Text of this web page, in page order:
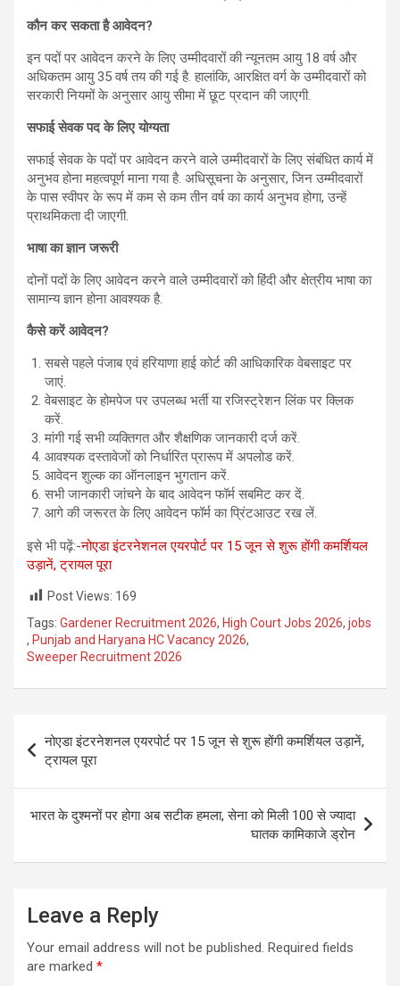
कौन कर सकता है आवेदन?
इन पदों पर आवेदन करने के लिए उम्मीदवारों की न्यूनतम आयु 18 वर्ष और
अधिकतम आयु 35 वर्ष तय की गई है. हालांकि, आरक्षित वर्ग के उम्मीदवारों को
सरकारी नियमों के अनुसार आयु सीमा में छूट प्रदान की जाएगी.
सफाई सेवक पद के लिए योग्यता
सफाई सेवक के पदों पर आवेदन करने वाले उम्मीदवारों के लिए संबंधित कार्य में
अनुभव होना महत्वपूर्ण माना गया है. अधिसूचना के अनुसार, जिन उम्मीदवारों
के पास स्वीपर के रूप में कम से कम तीन वर्ष का कार्य अनुभव होगा, उन्हें
प्राथमिकता दी जाएगी.
भाषा का ज्ञान जरूरी
दोनों पदों के लिए आवेदन करने वाले उम्मीदवारों को हिंदी और क्षेत्रीय भाषा का
सामान्य ज्ञान होना आवश्यक है.
कैसे करें आवेदन?
सबसे पहले पंजाब एवं हरियाणा हाई कोर्ट की आधिकारिक वेबसाइट पर
जाएं.
वेबसाइट के होमपेज पर उपलब्ध भर्ती या रजिस्ट्रेशन लिंक पर क्लिक
करें.
मांगी गई सभी व्यक्तिगत और शैक्षणिक जानकारी दर्ज करें.
आवश्यक दस्तावेजों को निर्धारित प्रारूप में अपलोड करें.
आवेदन शुल्क का ऑनलाइन भुगतान करें.
सभी जानकारी जांचने के बाद आवेदन फॉर्म सबमिट कर दें.
आगे की जरूरत के लिए आवेदन फॉर्म का प्रिंटआउट रख लें.
इसे भी पढ़ें:-नोएडा इंटरनेशनल एयरपोर्ट पर 15 जून से शुरू होंगी कमर्शियल
उड़ानें, ट्रायल पूरा
Post Views: 169
Tags: Gardener Recruitment 2026, High Court Jobs 2026, jobs
, Punjab and Haryana HC Vacancy 2026,
Sweeper Recruitment 2026
Post
navigation
नोएडा इंटरनेशनल एयरपोर्ट पर 15 जून से शुरू होंगी कमर्शियल उड़ानें,
ट्रायल पूरा
भारत के दुश्मनों पर होगा अब सटीक हमला, सेना को मिली 100 से ज्यादा
घातक कामिकाजे ड्रोन
Leave a Reply
Your email address will not be published. Required fields
are marked *